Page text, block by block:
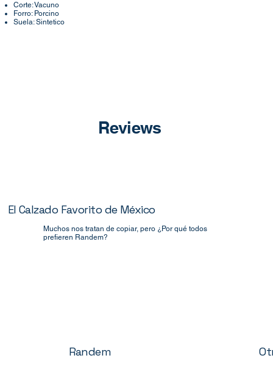
Corte: Vacuno
Forro: Porcino
Suela: Sintetico
Reviews
El Calzado Favorito de México
Muchos nos tratan de copiar, pero ¿Por qué todos
prefieren Randem?
Randem